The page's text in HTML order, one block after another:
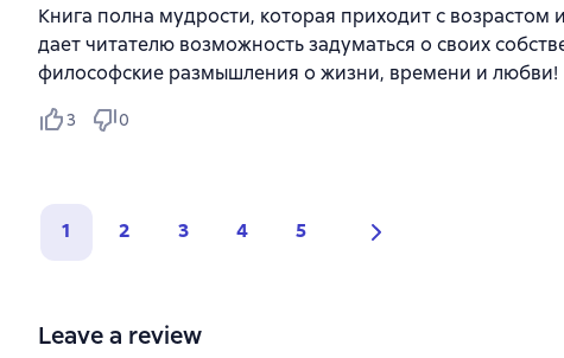
Книга полна мудрости, которая приходит с
дает читателю возможность задуматься о своих
философские размышления о жизни, времени и любви!
3 0
1 2 3 4 5
Leave a review